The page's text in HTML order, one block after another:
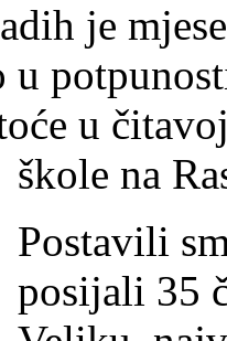
je
u
u
škole na
Postavili
posijali 35